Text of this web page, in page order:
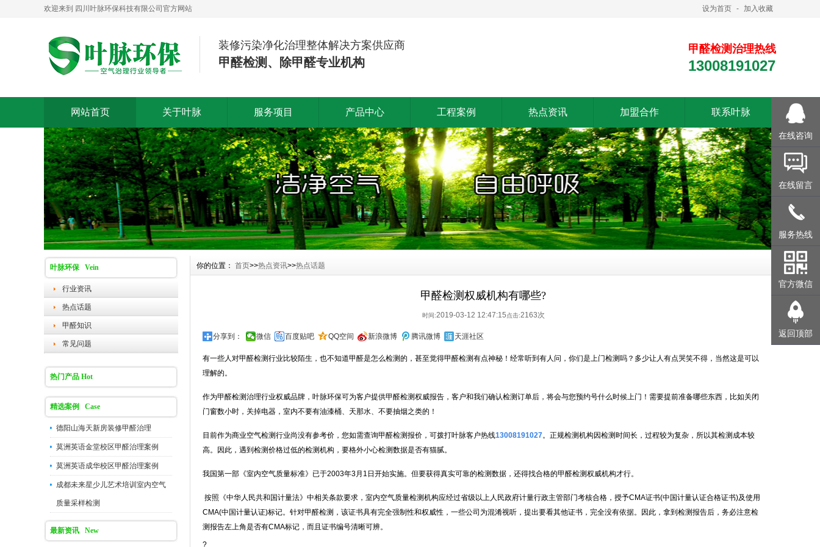
欢迎来到 四川叶脉环保科技有限公司官方网站 设为首页 - 加入收藏
装修污染净化治理整体解决方案供应商
甲醛检测、除甲醛专业机构
甲醛检测治理热线
13008191027
网站首页 关于叶脉 服务项目 产品中心 工程案例 热点资讯 加盟合作 联系叶脉
叶脉环保 Vein
行业资讯
热点话题
甲醛知识
常见问题
热门产品 Hot
精选案例 Case
德阳山海天新房装修甲醛治理
莫洲英语金堂校区甲醛治理案例
莫洲英语成华校区甲醛治理案例
成都未来星少儿艺术培训室内空气
质量采样检测
最新资讯 New
你的位置： 首页>>热点资讯>>热点话题
甲醛检测权威机构有哪些?
时间:2019-03-12 12:47:15点击:2163次
分享到： 微信 百度贴吧 QQ空间 新浪微博 腾讯微博 天涯社区
有一些人对甲醛检测行业比较陌生，也不知道甲醛是怎么检测的，甚至觉得甲醛检测有点神秘！经常听到有人问，你们是上门检测吗？多少让人有点哭笑不得，当然这是可以
理解的。
作为甲醛检测治理行业权威品牌，叶脉环保可为客户提供甲醛检测权威报告，客户和我们确认检测订单后，将会与您预约号什么时候上门！需要提前准备哪些东西，比如关闭
门窗数小时，关掉电器，室内不要有油漆桶、天那水、不要抽烟之类的！
目前作为商业空气检测行业尚没有参考价，您如需查询甲醛检测报价，可拨打叶脉客户热线13008191027。正规检测机构因检测时间长，过程较为复杂，所以其检测成本较
高。因此，遇到检测价格过低的检测机构，要格外小心检测数据是否有猫腻。
我国第一部《室内空气质量标准》已于2003年3月1日开始实施。但要获得真实可靠的检测数据，还得找合格的甲醛检测权威机构才行。
按照《中华人民共和国计量法》中相关条款要求，室内空气质量检测机构应经过省级以上人民政府计量行政主管部门考核合格，授予CMA证书(中国计量认证合格证书)及使用
CMA(中国计量认证)标记。针对甲醛检测，该证书具有完全强制性和权威性，一些公司为混淆视听，提出要看其他证书，完全没有依据。因此，拿到检测报告后，务必注意检
测报告左上角是否有CMA标记，而且证书编号清晰可辨。
?
在线咨询
在线留言
服务热线
官方微信
返回顶部